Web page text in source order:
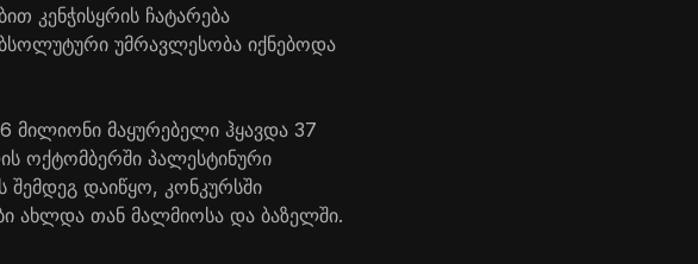
კენჭისყრის ჩატარება
უმრავლესობა იქნებოდა
მილიონი მაყურებელი ჰყავდა 37
ოქტომბერში პალესტინური
შემდეგ დაიწყო, კონკურსში
ახლდა თან მალმიოსა და ბაზელში.